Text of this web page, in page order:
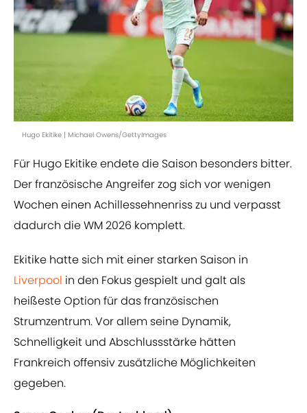
Hugo Ekitike | Michael Owens/GettyImages
Für Hugo Ekitike endete die Saison besonders bitter.
Der französische Angreifer zog sich vor wenigen
Wochen einen Achillessehnenriss zu und verpasst
dadurch die WM 2026 komplett.
Ekitike hatte sich mit einer starken Saison in
Liverpool in den Fokus gespielt und galt als
heißeste Option für das französischen
Strumzentrum. Vor allem seine Dynamik,
Schnelligkeit und Abschlussstärke hätten
Frankreich offensiv zusätzliche Möglichkeiten
gegeben.